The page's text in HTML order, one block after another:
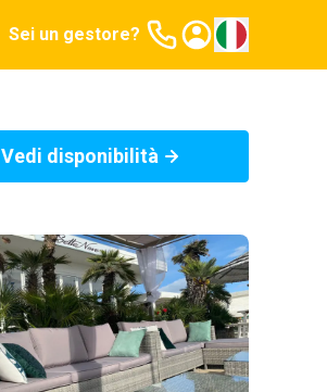
Sei un gestore?
Vedi disponibilità